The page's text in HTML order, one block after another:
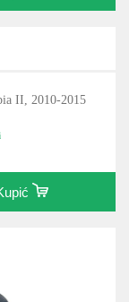
II, 2010-2015